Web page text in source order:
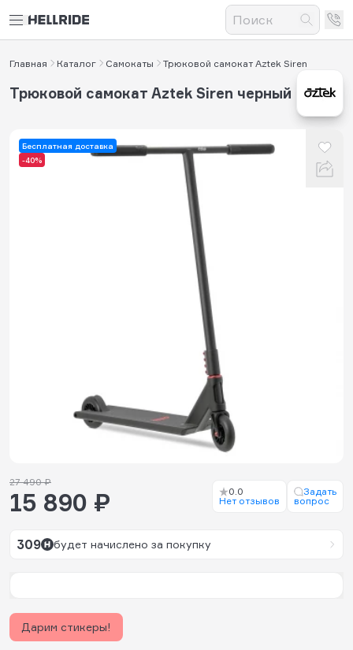
Главная Каталог Самокаты Трюковой самокат Aztek Siren
Бесплатная доставка
-40%
Трюковой самокат Aztek Siren черный
27 490 ₽
15 890 ₽
0.0
Нет отзывов
Задать
вопрос
309 будет начислено за покупку
Дарим стикеры!